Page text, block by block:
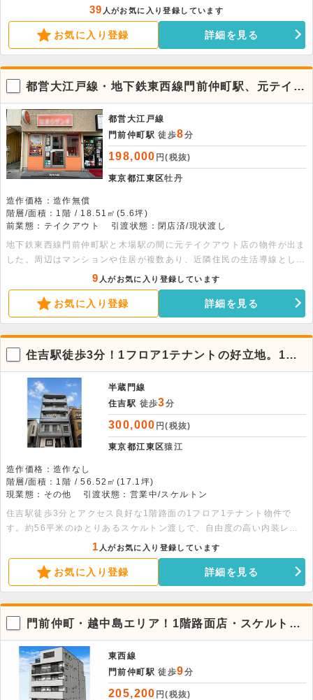
になります。駅からの主導線上にあるため、終日人通りの多いエリアに
なります。また看板は、店舗前面に大きく出すことが可能です。店内は
立ち飲み居酒屋の居抜き状態になるため、同様の業態であればコストを
抑えてのご出店が可能です。なかなか出ない物件となりますので、お早
めにお問い合わせください。 面積：地下1階10.06平米、1階14.68平
米
39 人がお気に入り登録しています
お気に入り登録 詳細を見る
都営大江戸線・地下鉄東西線門前仲町駅、元テイク
アウト店の物件が出ました！
都営大江戸線
門前仲町駅 徒歩8分
198,000 円(税抜)
東京都江東区牡丹
造作価格：造作無償
階層/面積：1階 / 18.51㎡(5.6坪)
前業態：テイクアウト
引渡状態：閉店済/現状渡し
地下鉄東西線門前仲町駅と木場駅の間に元テイクアウト店の物件が出ま
した。周辺はマンションや住居が複数あり、近隣住民の生活導線として
昼夜問わず人通りがありますので、地域密着型の店舗を開業希望の方に
はピッタリの立地です。店内にはカウンター造作、1槽シンク、2槽シ
ンク、グリストラップ等が残った状態でのお引渡しとなります。近しい
業態であればその他設備が揃い次第すぐの出店も可能です。様々な業態
での相談も可能となりますので、お気軽にお問い合わせください。
9 人がお気に入り登録しています
お気に入り登録 詳細を見る
住吉駅徒歩3分！1フロア1テナントの好立地。1階
貸店舗事務所
半蔵門線
住吉駅 徒歩3分
300,000 円(税抜)
東京都江東区猿江
造作価格：造作なし
階層/面積：1階 / 56.52㎡(17.1坪)
現業態：その他
引渡状態：営業中/スケルトン
住吉駅徒歩3分とアクセス良好な1階路面の1フロア1テナント物件で
す。約56平米のゆとりあるスケルトン渡しで、自由度の高い内装レイ
アウトが実現できます。軽飲食をはじめ幅広い業態に対応可能で、新規
出店にもおすすめです！
1 人がお気に入り登録しています
お気に入り登録 詳細を見る
門前仲町・越中島エリア！1階路面店・スケルトン
貸店舗
東西線
門前仲町駅 徒歩9分
205,200 円(税抜)